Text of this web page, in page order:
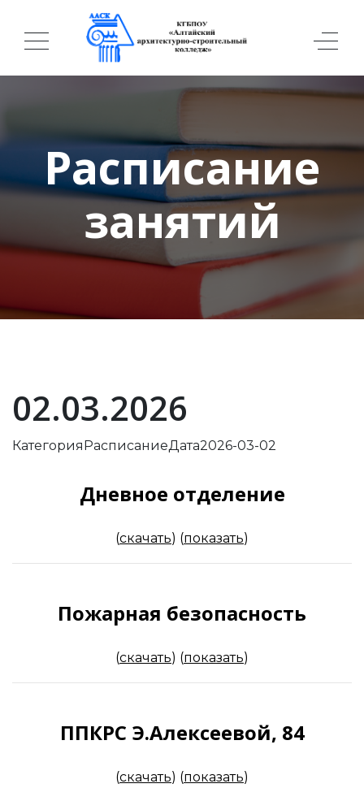
Расписание
занятий
02.03.2026
Категория РасписаниеДата2026-03-02
Дневное отделение
(скачать) (показать)
Пожарная безопасность
(скачать) (показать)
ППКРС Э.Алексеевой, 84
(скачать) (показать)